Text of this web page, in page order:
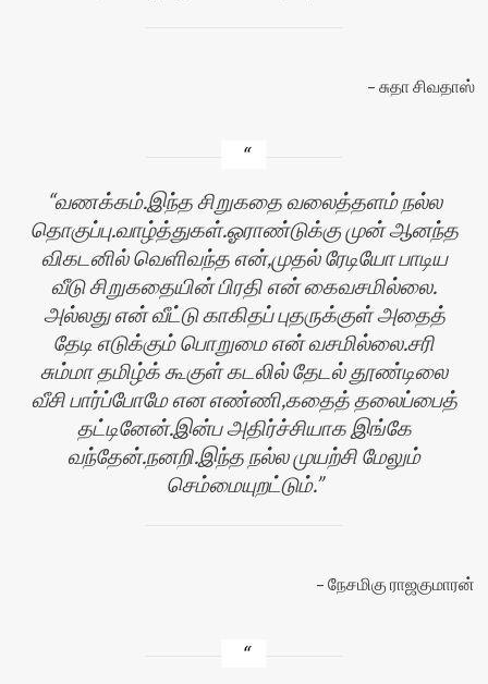
சுதா சிவதாஸ்
வணக்கம்.இந்த சிறுகதை வலைத்தளம் நல்ல
தொகுப்பு.வாழ்த்துகள்.ஓராண்டுக்கு முன் ஆனந்த
விகடனில் வெளிவந்த என்,முதல் ரேடியோ பாடிய
வீடு சிறுகதையின் பிரதி என் கைவசமில்லை.
அல்லது என் வீட்டு காகிதப் புதருக்குள் அதைத்
தேடி எடுக்கும் பொறுமை என் வசமில்லை.சரி
சும்மா தமிழ்க் கூகுள் கடலில் தேடல் தூண்டிலை
வீசி பார்ப்போமே என எண்ணி,கதைத் தலைப்பைத்
தட்டினேன்.இன்ப அதிர்ச்சியாக இங்கே
வந்தேன்.நனறி.இந்த நல்ல முயற்சி மேலும்
செம்மையுறட்டும்.
நேசமிகு ராஜகுமாரன்